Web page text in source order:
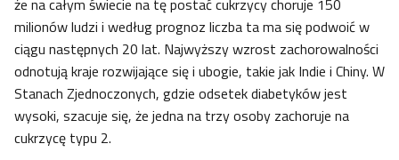
że na całym świecie na tę postać cukrzycy choruje 150
milionów ludzi i według prognoz liczba ta ma się podwoić w
ciągu następnych 20 lat. Najwyższy wzrost zachorowalności
odnotują kraje rozwijające się i ubogie, takie jak Indie i Chiny. W
Stanach Zjednoczonych, gdzie odsetek diabetyków jest
wysoki, szacuje się, że jedna na trzy osoby zachoruje na
cukrzycę typu 2.